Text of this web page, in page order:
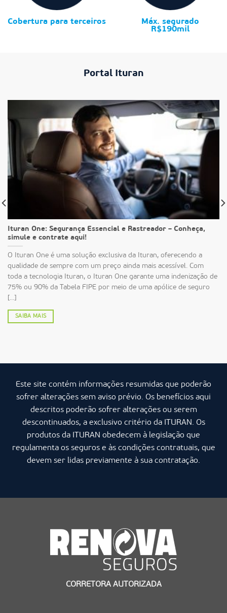
Cobertura para terceiros
Máx. segurado
R$190mil
Portal Ituran
Ituran One: Segurança Essencial e Rastreador – Conheça,
simule e contrate aqui!
O Ituran One é uma solução exclusiva da Ituran, oferecendo a
qualidade de sempre com um preço ainda mais acessível. Com
toda a tecnologia Ituran, o Ituran One garante uma indenização de
75% ou 90% da Tabela FIPE por meio de uma apólice de seguro
[...]
SAIBA MAIS
Este site contém informações resumidas que poderão
sofrer alterações sem aviso prévio. Os benefícios aqui
descritos poderão sofrer alterações ou serem
descontinuados, a exclusivo critério da ITURAN. Os
produtos da ITURAN obedecem à legislação que
regulamenta os seguros e às condições contratuais, que
devem ser lidas previamente à sua contratação.
CORRETORA AUTORIZADA